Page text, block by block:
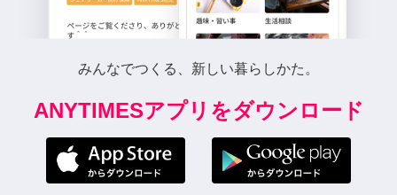
みんなでつくる、新しい暮らしかた。
ANYTIMESアプリをダウンロード